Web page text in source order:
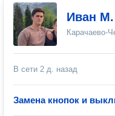
Иван М.
Карачаево-
В сети 2 д. назад
Замена кнопок и